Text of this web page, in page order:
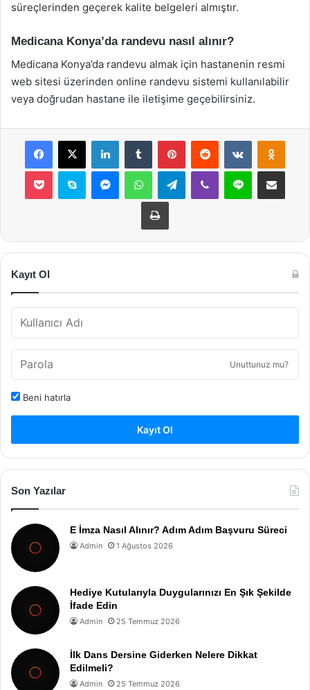
süreçlerinden geçerek kalite belgeleri almıştır.
Medicana Konya’da randevu nasıl alınır?
Medicana Konya’da randevu almak için hastanenin resmi
web sitesi üzerinden online randevu sistemi kullanılabilir
veya doğrudan hastane ile iletişime geçebilirsiniz.
Facebook
X LinkedInTumblr PinterestReddit VKontakte
Pocket Skype MessengerWhatsAppTelegramViber Line E-Posta ile
Yazdır
Kayıt Ol
Unuttunuz mu?
Beni hatırla
Kayıt Ol
Son Yazılar
E İmza Nasıl Alınır? Adım Adım Başvuru Süreci
Admin 1 Ağustos 2026
Hediye Kutularıyla Duygularınızı En Şık Şekilde
İfade Edin
Admin 25 Temmuz 2026
İlk Dans Dersine Giderken Nelere Dikkat
Edilmeli?
Admin 25 Temmuz 2026